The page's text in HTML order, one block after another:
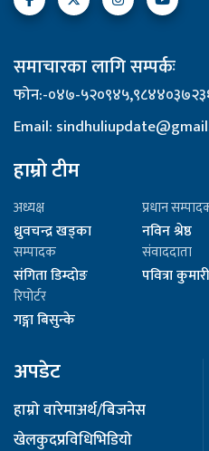
समाचारका लागि सम्पर्कः
फोन:-०४७-
Email:
हाम्रो टीम
अध्यक्ष
ध्रुवचन्द्र खड्का
प्रधान
नविन श्रेष्ठ
सम्पादक
संगिता डिम्दोङ
संवाददाता
पवित्रा
रिपोर्टर
गङ्गा बिसुन्के
अपडेट
हाम्रो वारेमाअर्थ/बिजनेस
खेलकुदप्रविधिभिडियो